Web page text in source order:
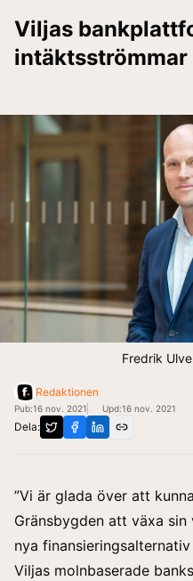
Viljas
intäktsströmmar
Fredrik
Redaktionen
Pub:16 nov. 2021 Upd:16 nov. 2021
Dela:
Under hösten lanserade
”Vi är glada över att
Gränsbygden att växa
nya
Viljas molnbaserade